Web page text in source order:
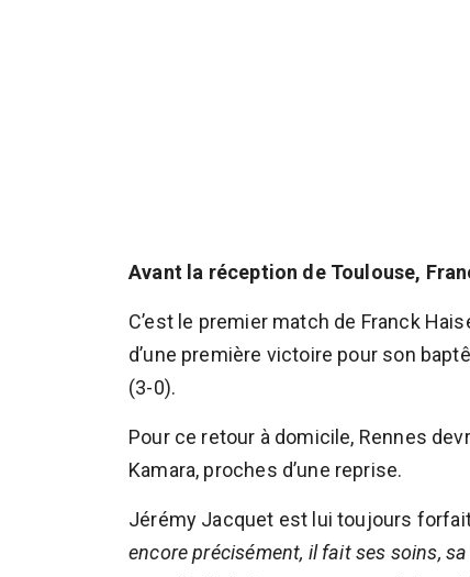
Avant la réception de Toulouse,
C’est le premier match de Franck
d’une première victoire pour son
(3-0).
Pour ce retour à domicile, Rennes
Kamara, proches d’une reprise.
Jérémy Jacquet est lui toujours
encore précisément, il fait ses soins,